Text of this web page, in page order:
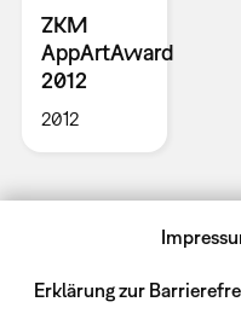
ZKM
AppArtAward
2012
2012
Erklärung zur